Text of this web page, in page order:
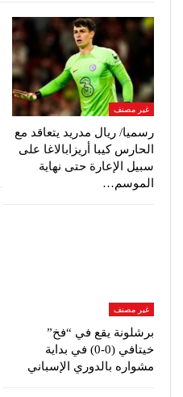
غير مصنف
رسميا/ ريال مدريد يتعاقد مع
الحارس كيبا أريزابالاغا على
سبيل الإعارة حتى نهاية
الموسم…
غير مصنف
برشلونة يقع في “فخ”
خيتافي (0-0) في بداية
مشواره بالدوري الإسباني